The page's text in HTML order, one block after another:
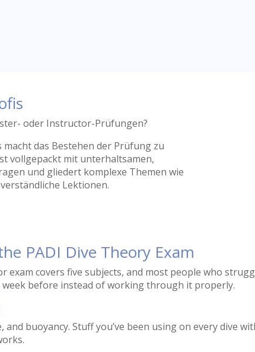
oder Instructor-Prüfungen?
das Bestehen der Prüfung zu
vollgepackt mit unterhaltsamen,
und gliedert komplexe Themen wie
Lektionen.
PADI Dive Theory Exam
covers five subjects, and most people who
week before instead of working through it properly.
and buoyancy. Stuff you’ve been using on every dive